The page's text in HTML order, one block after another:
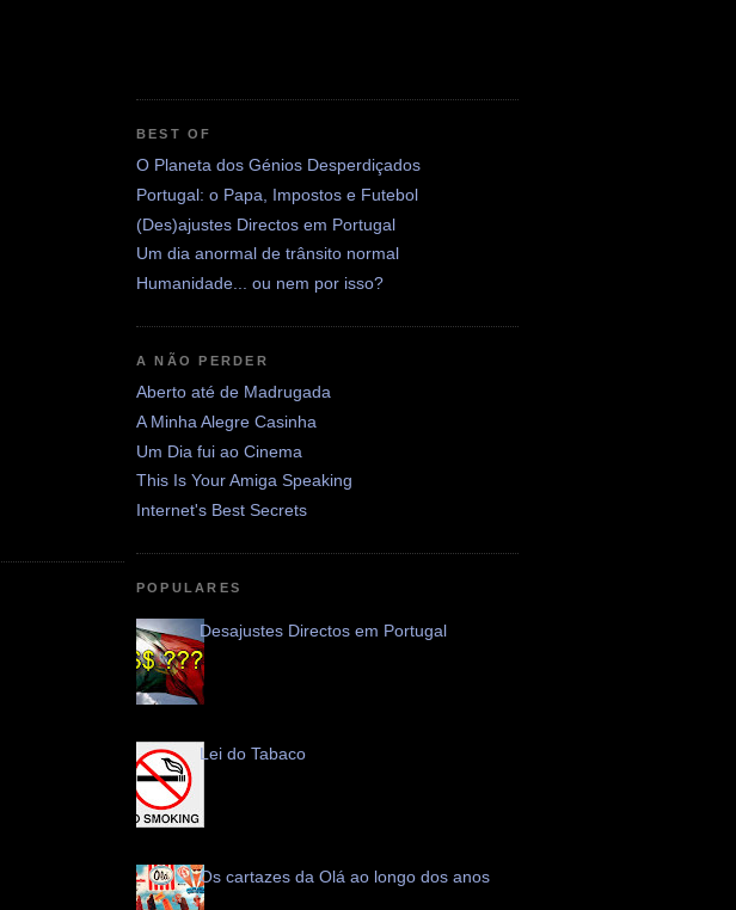
BEST OF
O Planeta dos Génios Desperdiçados
Portugal: o Papa, Impostos e Futebol
(Des)ajustes Directos em Portugal
Um dia anormal de trânsito normal
Humanidade... ou nem por isso?
A NÃO PERDER
Aberto até de Madrugada
A Minha Alegre Casinha
Um Dia fui ao Cinema
This Is Your Amiga Speaking
Internet's Best Secrets
POPULARES
Desajustes Directos em Portugal
Lei do Tabaco
Os cartazes da Olá ao longo dos anos